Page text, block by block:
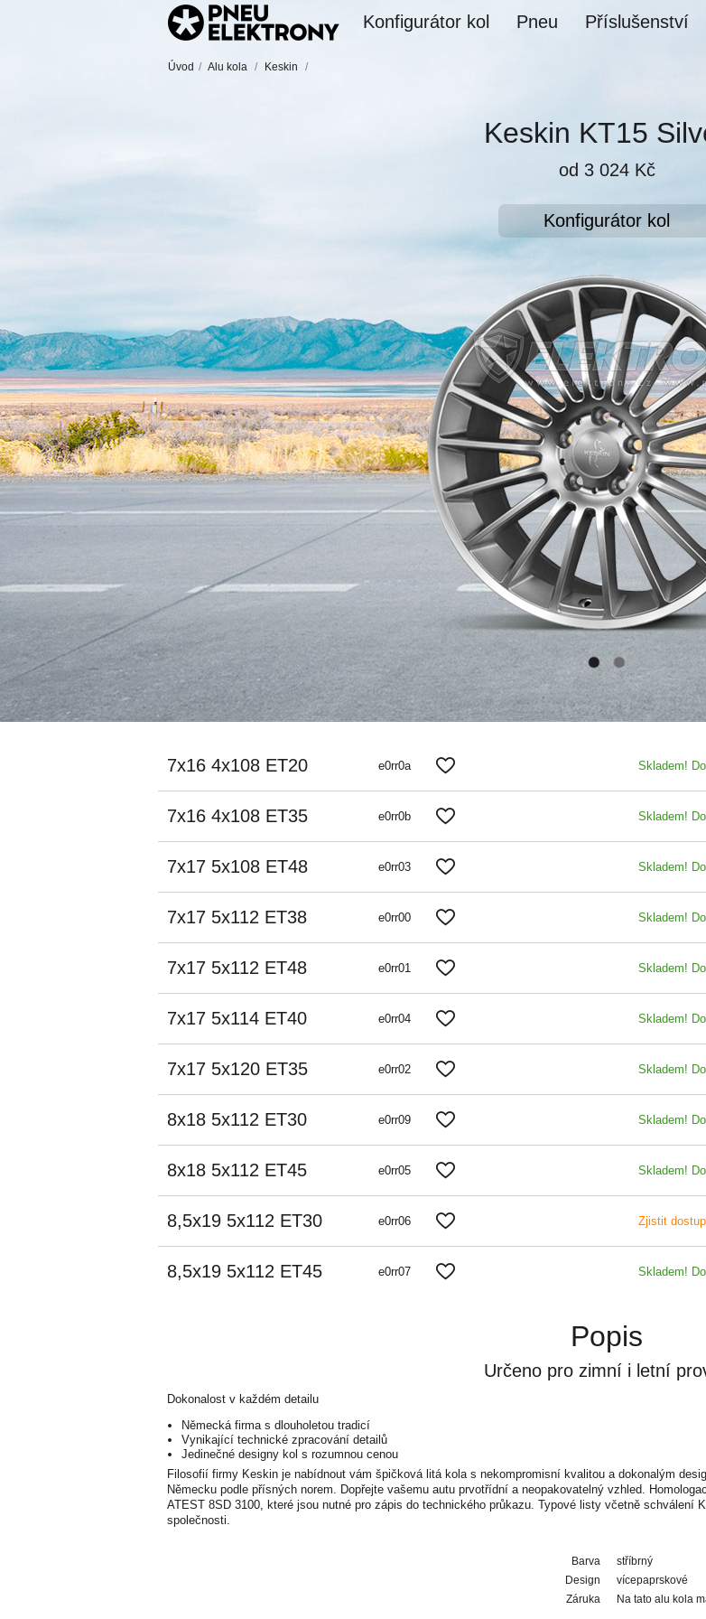
Příslušenství
Pneu
Konfigurátor kol
Úvod / Alu kola / Keskin /
Keskin KT15
od 3 024 Kč
Konfigurátor kol
7x16 4x108 ET20 e0rr0a Skladem!
7x16 4x108 ET35 e0rr0b Skladem!
7x17 5x108 ET48 e0rr03 Skladem!
7x17 5x112 ET38 e0rr00 Skladem!
7x17 5x112 ET48 e0rr01 Skladem!
7x17 5x114 ET40 e0rr04 Skladem!
7x17 5x120 ET35 e0rr02 Skladem!
8x18 5x112 ET30 e0rr09 Skladem!
8x18 5x112 ET45 e0rr05 Skladem!
8,5x19 5x112 ET30 e0rr06 Zjistit
8,5x19 5x112 ET45 e0rr07 Skladem!
Popis
Určeno pro zimní i letní
Dokonalost v každém detailu
Německá firma s dlouholetou tradicí
Vynikající technické zpracování detailů
Jedinečné designy kol s rozumnou cenou
Filosofií firmy Keskin je nabídnout vám špičková litá kola s nekompromisní kvalitou a dokonalým
Německu podle přísných norem. Dopřejte vašemu autu prvotřídní a neopakovatelný vzhled.
ATEST 8SD 3100, které jsou nutné pro zápis do technického průkazu. Typové listy včetně schválení
společnosti.
Barva
stříbrný
Design
vícepaprskové
Záruka
Na tato alu kola